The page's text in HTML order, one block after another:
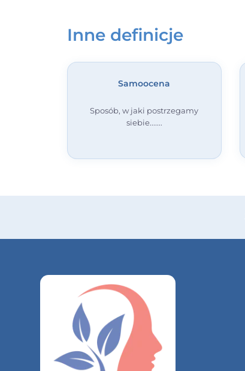
Inne definicje
Samoocena
Sposób, w jaki postrzegamy
siebie....